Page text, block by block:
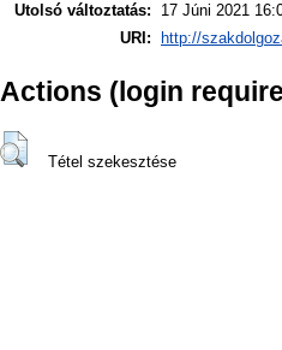
Utolsó változtatás:
17 Júni 2021
URI:
http://
Actions (login
Tétel szekesztése